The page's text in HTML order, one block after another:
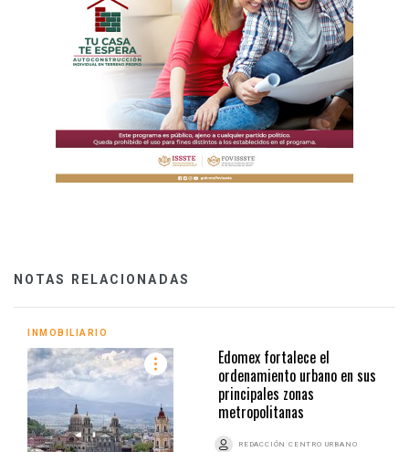
NOTAS RELACIONADAS
INMOBILIARIO
Edomex fortalece el
ordenamiento urbano en sus
principales zonas
metropolitanas
REDACCIÓN CENTRO URBANO